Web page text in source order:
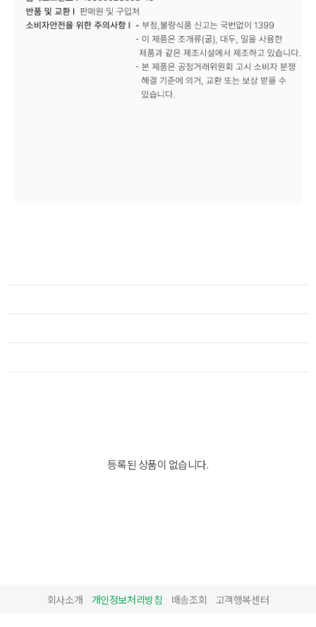
등록된 상품이 없습니다.
회사소개 개인정보처리방침 배송조회 고객행복센터